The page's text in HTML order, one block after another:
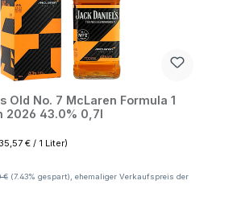
Old No. 7 McLaren Formula 1
2026 43.0% 0,7l
€ / 1 Liter)
€ (7.43% gespart), ehemaliger Verkaufspreis der